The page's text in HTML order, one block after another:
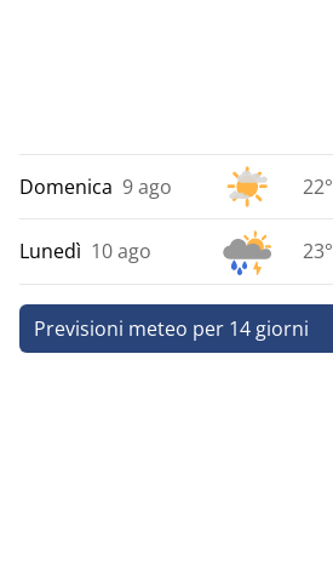
Domenica 9 ago 22°
Lunedì 10 ago 23°
Previsioni meteo per 14 giorni